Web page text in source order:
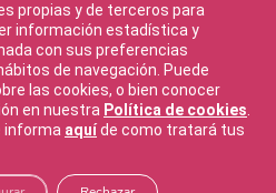
Descargar en
App Store
Google Play
propias y de terceros para
información estadística y
con sus preferencias
de navegación. Puede
las cookies, o bien conocer
en nuestra Política de cookies
informa aquíde como tratará tus